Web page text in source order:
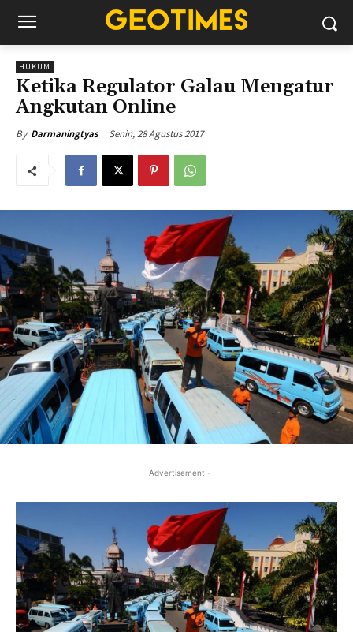
HUKUM
Ketika Regulator Galau Mengatur
Angkutan Online
By Darmaningtyas Senin, 28 Agustus 2017
- Advertisement -